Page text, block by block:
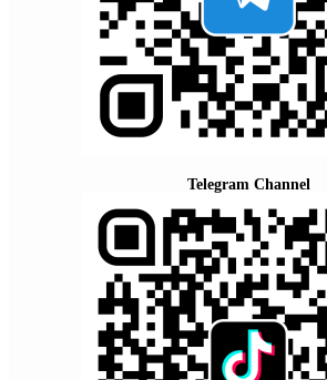
Telegram Channel